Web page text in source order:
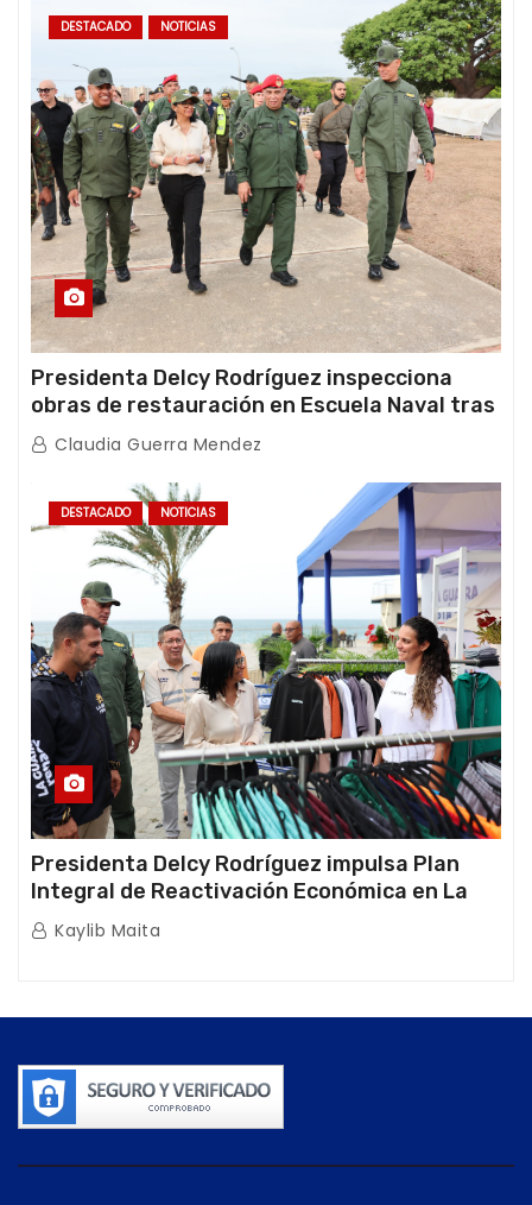
DESTACADO NOTICIAS
Presidenta Delcy Rodríguez inspecciona
obras de restauración en Escuela Naval tras
afectaciones sísmicas en La Guaira
Claudia Guerra Mendez
DESTACADO NOTICIAS
Presidenta Delcy Rodríguez impulsa Plan
Integral de Reactivación Económica en La
Guaira
Kaylib Maita